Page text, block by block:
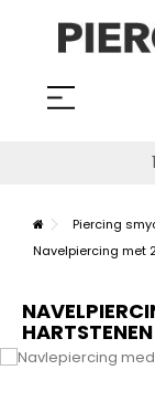
Piercing
Navelpiercing met
HARTSTENEN